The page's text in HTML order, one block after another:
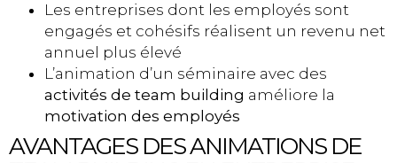
Les entreprises dont les employés sont
engagés et cohésifs réalisent un revenu net
annuel plus élevé
L’animation d’un séminaire avec des
activités de team building améliore la
motivation des employés
AVANTAGES DES ANIMATIONS DE